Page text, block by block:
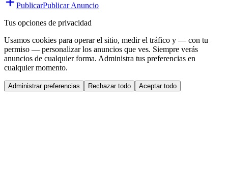
PublicarPublicar Anuncio
Tus opciones de privacidad
Usamos cookies para operar el sitio, medir el tráfico y — con tu
permiso — personalizar los anuncios que ves. Siempre verás
anuncios de cualquier forma. Administra tus preferencias en
cualquier momento.
Administrar preferencias Rechazar todo Aceptar todo